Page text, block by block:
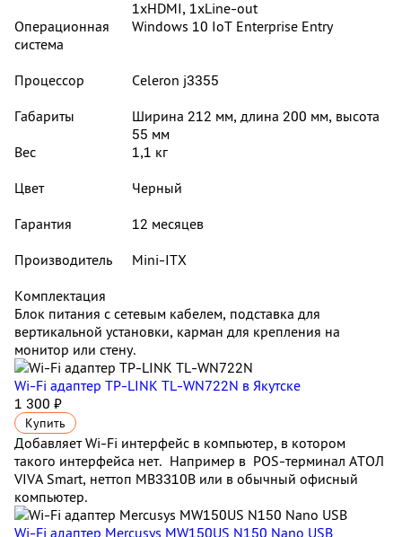
1хHDMI, 1хLine-out
Операционная
система
Windows 10 IoT Enterprise Entry
Процессор
Celeron j3355
Габариты
Ширина 212 мм, длина 200 мм, высота
55 мм
Вес
1,1 кг
Цвет
Черный
Гарантия
12 месяцев
Производитель
Mini-ITX
Комплектация
Блок питания с сетевым кабелем, подставка для
вертикальной установки, карман для крепления на
монитор или стену.
Wi-Fi адаптер TP-LINK TL-WN722N в Якутске
1 300 ₽
Купить
Добавляет Wi-Fi интерфейс в компьютер, в котором
такого интерфейса нет. Например в POS-терминал АТОЛ
VIVA Smart, неттоп MB3310B или в обычный офисный
компьютер.
Wi-Fi адаптер Mercusys MW150US N150 Nano USB